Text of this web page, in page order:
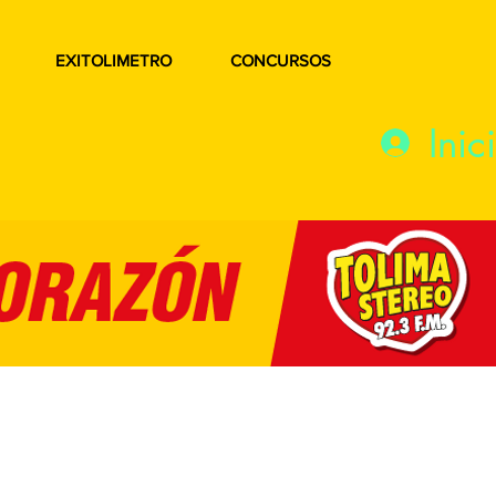
EXITOLIMETRO CONCURSOS